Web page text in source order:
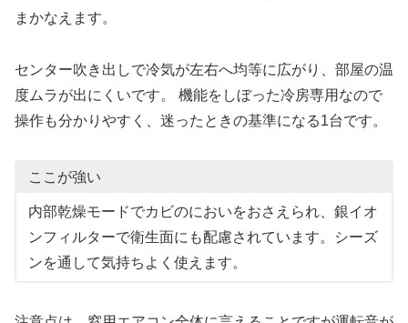
まかなえます。
センター吹き出しで冷気が左右へ均等に広がり、部屋の温
度ムラが出にくいです。 機能をしぼった冷房専用なので
操作も分かりやすく、迷ったときの基準になる1台です。
ここが強い
内部乾燥モードでカビのにおいをおさえられ、銀イオ
ンフィルターで衛生面にも配慮されています。シーズ
ンを通して気持ちよく使えます。